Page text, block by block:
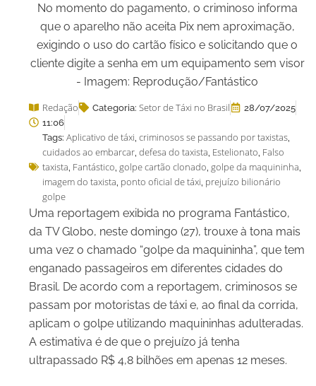
No momento do pagamento, o criminoso informa
que o aparelho não aceita Pix nem aproximação,
exigindo o uso do cartão físico e solicitando que o
cliente digite a senha em um equipamento sem visor
- Imagem: Reprodução/Fantástico
Redação Categoria:Setor de Táxi no Brasil
28/07/2025
11:06
Tags:Aplicativo de táxi ,criminosos se passando por taxistas
cuidados ao embarcar ,defesa do taxista Estelionato Falso
taxista Fantástico golpe cartão clonado golpe da maquininha
imagem do taxista ponto oficial de táxi prejuízo bilionário
golpe
Uma reportagem exibida no programa Fantástico,
da TV Globo, neste domingo (27), trouxe à tona mais
uma vez o chamado “golpe da maquininha”, que tem
enganado passageiros em diferentes cidades do
Brasil. De acordo com a reportagem, criminosos se
passam por motoristas de táxi e, ao final da corrida,
aplicam o golpe utilizando maquininhas adulteradas.
A estimativa é de que o prejuízo já tenha
ultrapassado R$ 4,8 bilhões em apenas 12 meses.